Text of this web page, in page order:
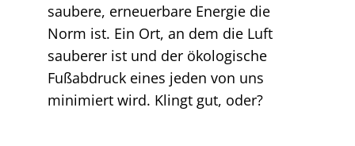
saubere, erneuerbare Energie die
Norm ist. Ein Ort, an dem die Luft
sauberer ist und der ökologische
Fußabdruck eines jeden von uns
minimiert wird. Klingt gut, oder?